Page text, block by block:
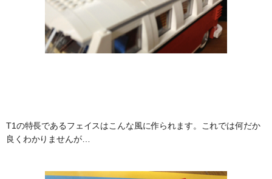
T1の特長であるフェイスはこんな風に作られます。これでは何だか
良くわかりませんが…